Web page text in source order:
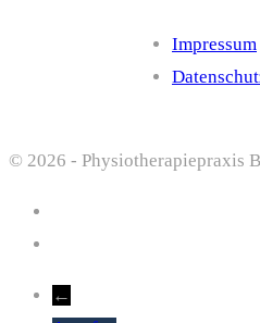
Impressum
© 2026 - Physiotherapiepraxis
←